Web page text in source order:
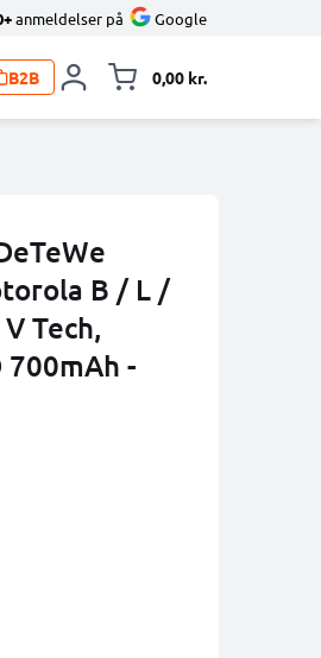
anmeldelser på Google
B2B 0,00 kr.
B / L /
Tech,
700mAh -